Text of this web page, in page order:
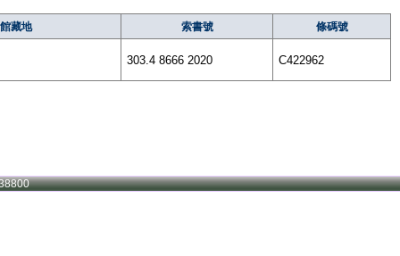
館藏地 索書號 條碼號
303.4 8666 2020 C422962